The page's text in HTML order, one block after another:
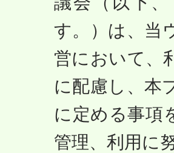
す。）は、当
営において、
に配慮し、本
に定める事項
管理、利用に